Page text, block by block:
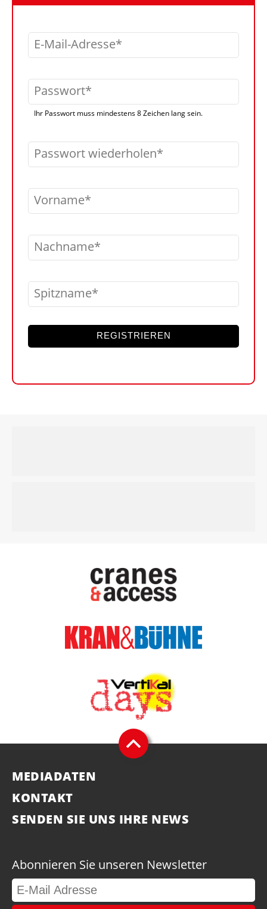
E-Mail-Adresse
Passwort
Ihr Passwort muss mindestens 8 Zeichen lang sein.
Passwort wiederholen
Vorname
Nachname
Spitzname
REGISTRIEREN
MEDIADATEN
KONTAKT
SENDEN SIE UNS IHRE NEWS
Abonnieren Sie unseren Newsletter